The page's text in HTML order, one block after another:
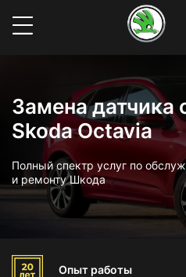
Замена датчика
Skoda Octavia
Полный спектр услуг по
и ремонту Шкода
Опыт работы